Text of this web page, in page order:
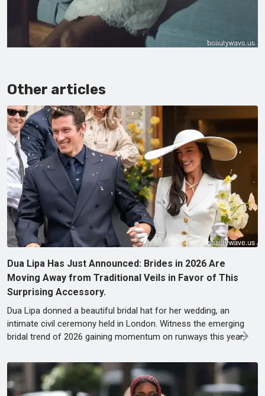
Other articles
Dua Lipa Has Just Announced: Brides in 2026 Are
Moving Away from Traditional Veils in Favor of This
Surprising Accessory.
Dua Lipa donned a beautiful bridal hat for her wedding, an
intimate civil ceremony held in London. Witness the emerging
bridal trend of 2026 gaining momentum on runways this year.